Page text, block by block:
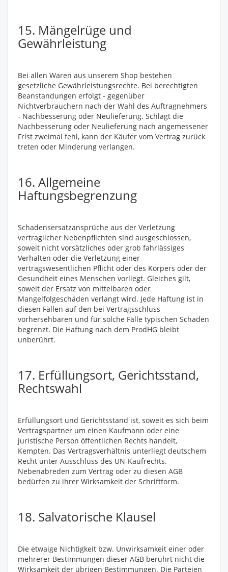
15. Mängelrüge und
Gewährleistung
Bei allen Waren aus unserem Shop bestehen
gesetzliche Gewährleistungsrechte. Bei berechtigten
Beanstandungen erfolgt - gegenüber
Nichtverbrauchern nach der Wahl des Auftragnehmers
- Nachbesserung oder Neulieferung. Schlägt die
Nachbesserung oder Neulieferung nach angemessener
Frist zweimal fehl, kann der Käufer vom Vertrag zurück
treten oder Minderung verlangen.
16. Allgemeine
Haftungsbegrenzung
Schadensersatzansprüche aus der Verletzung
vertraglicher Nebenpflichten sind ausgeschlossen,
soweit nicht vorsätzliches oder grob fahrlässiges
Verhalten oder die Verletzung einer
vertragswesentlichen Pflicht oder des Körpers oder der
Gesundheit eines Menschen vorliegt. Gleiches gilt,
soweit der Ersatz von mittelbaren oder
Mangelfolgeschäden verlangt wird. Jede Haftung ist in
diesen Fällen auf den bei Vertragsschluss
vorhersehbaren und für solche Fälle typischen Schaden
begrenzt. Die Haftung nach dem ProdHG bleibt
unberührt.
17. Erfüllungsort, Gerichtsstand,
Rechtswahl
Erfüllungsort und Gerichtsstand ist, soweit es sich beim
Vertragspartner um einen Kaufmann oder eine
juristische Person öffentlichen Rechts handelt,
Kempten. Das Vertragsverhältnis unterliegt deutschem
Recht unter Ausschluss des UN-Kaufrechts.
Nebenabreden zum Vertrag oder zu diesen AGB
bedürfen zu ihrer Wirksamkeit der Schriftform.
18. Salvatorische Klausel
Die etwaige Nichtigkeit bzw. Unwirksamkeit einer oder
mehrerer Bestimmungen dieser AGB berührt nicht die
Wirksamkeit der übrigen Bestimmungen. Die Parteien